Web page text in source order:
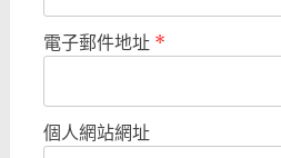
電子郵件地址 *
個人網站網址